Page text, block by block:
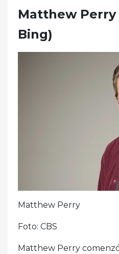
Matthew Perry
Bing)
Matthew Perry
Foto: CBS
Matthew Perry